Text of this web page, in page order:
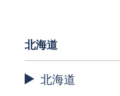
北海道
北海道